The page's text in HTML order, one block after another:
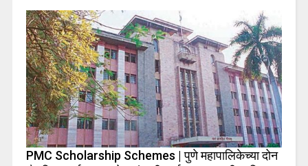
PMC Scholarship Schemes | पुणे महापालिकेच्या दोन